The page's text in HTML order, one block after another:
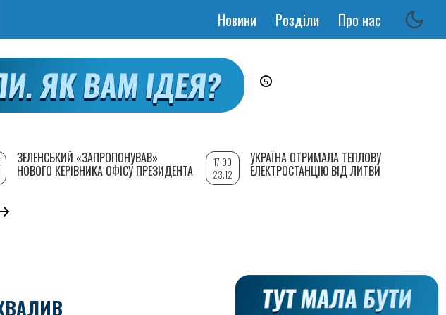
Основная
Новини Розділи Про нас
ЗЕЛЕНСЬКИЙ «ЗАПРОПОНУВАВ»
НОВОГО КЕРІВНИКА ОФІСУ ПРЕЗИДЕНТА
17:00
23.12
УКРАЇНА ОТРИМАЛА ТЕПЛОВУ
ЕЛЕКТРОСТАНЦІЮ ВІД ЛИТВИ